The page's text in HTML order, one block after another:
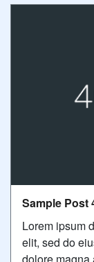
Sample Post
Lorem ipsum
elit, sed do